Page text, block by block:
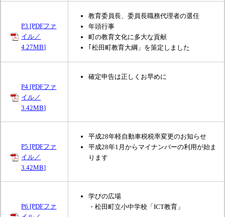
P3 [PDFファ
イル／
4.27MB]
教育委員長、委員長職務代理者の選任
年頭行事
町の教育文化に多大な貢献
｢松田町教育大綱」を策定しました
P4 [PDFファ
イル／
3.42MB]
確定申告は正しくお早めに
P5 [PDFファ
イル／
3.42MB]
平成28年軽自動車税税率変更のお知らせ
平成28年1月からマイナンバーの利用が始ま
ります
P6 [PDFファ
学びの広場
・松田町立小中学校「ICT教育」